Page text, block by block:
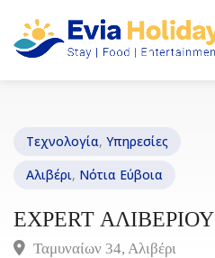
Τεχνολογία, Υπηρεσίες
Αλιβέρι, Νότια Εύβοια
EXPERT ΑΛΙΒΕΡΙΟΥ
Ταμυναίων 34, Αλιβέρι